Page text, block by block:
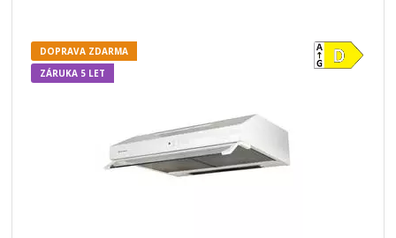
DOPRAVA ZDARMA
ZÁRUKA 5 LET